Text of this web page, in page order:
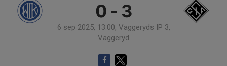
0 - 3
6 sep 2025, 13:00, Vaggeryds IP 3,
Vaggeryd